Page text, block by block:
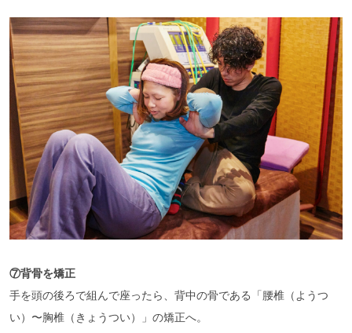
⑦背骨を矯正
手を頭の後ろで組んで座ったら、背中の骨である「腰椎（ようつ
い）〜胸椎（きょうつい）」の矯正へ。